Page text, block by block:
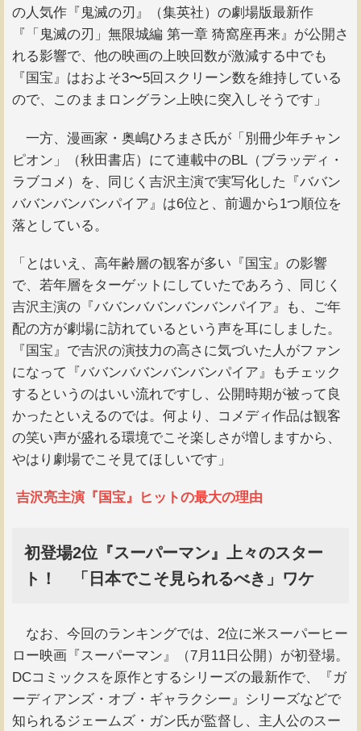
の人気作『鬼滅の刃』（集英社）の劇場版最新作
『「鬼滅の刃」無限城編 第一章 猗窩座再来』が公開さ
れる影響で、他の映画の上映回数が激減する中でも
『国宝』はおよそ3〜5回スクリーン数を維持している
ので、このままロングラン上映に突入しそうです」
一方、漫画家・奥嶋ひろまさ氏が「別冊少年チャン
ピオン」（秋田書店）にて連載中のBL（ブラッディ・
ラブコメ）を、同じく吉沢主演で実写化した『ババン
ババンバンバンパイア』は6位と、前週から1つ順位を
落としている。
「とはいえ、高年齢層の観客が多い『国宝』の影響
で、若年層をターゲットにしていたであろう、同じく
吉沢主演の『ババンババンバンバンパイア』も、ご年
配の方が劇場に訪れているという声を耳にしました。
『国宝』で吉沢の演技力の高さに気づいた人がファン
になって『ババンババンバンバンパイア』もチェック
するというのはいい流れですし、公開時期が被って良
かったといえるのでは。何より、コメディ作品は観客
の笑い声が盛れる環境でこそ楽しさが増しますから、
やはり劇場でこそ見てほしいです」
吉沢亮主演『国宝』ヒットの最大の理由
初登場2位『スーパーマン』上々のスター
ト！ 「日本でこそ見られるべき」ワケ
なお、今回のランキングでは、2位に米スーパーヒー
ロー映画『スーパーマン』（7月11日公開）が初登場。
DCコミックスを原作とするシリーズの最新作で、『ガ
ーディアンズ・オブ・ギャラクシー』シリーズなどで
知られるジェームズ・ガン氏が監督し、主人公のスー